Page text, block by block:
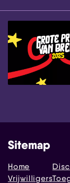
Sitemap
Home
Vrijwilligers